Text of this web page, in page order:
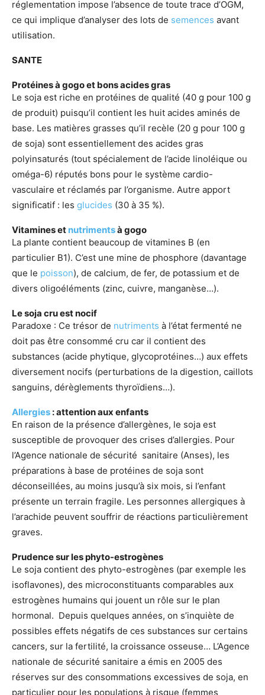
réglementation impose l’absence de toute trace d’OGM,
ce qui implique d’analyser des lots de semences avant
utilisation.
SANTE
Protéines à gogo et bons acides gras
Le soja est riche en protéines de qualité (40 g pour 100 g
de produit) puisqu’il contient les huit acides aminés de
base. Les matières grasses qu’il recèle (20 g pour 100 g
de soja) sont essentiellement des acides gras
polyinsaturés (tout spécialement de l’acide linoléique ou
oméga-6) réputés bons pour le système cardio-
vasculaire et réclamés par l’organisme. Autre apport
significatif : les glucides (30 à 35 %).
Vitamines et nutrimentsà gogo
La plante contient beaucoup de vitamines B (en
particulier B1). C’est une mine de phosphore (davantage
que le poisson), de calcium, de fer, de potassium et de
divers oligoéléments (zinc, cuivre, manganèse…).
Le soja cru est nocif
Paradoxe : Ce trésor de nutriments à l’état fermenté ne
doit pas être consommé cru car il contient des
substances (acide phytique, glycoprotéines…) aux effets
diversement nocifs (perturbations de la digestion, caillots
sanguins, dérèglements thyroïdiens…).
Allergies : attention aux enfants
En raison de la présence d’allergènes, le soja est
susceptible de provoquer des crises d’allergies. Pour
l’Agence nationale de sécurité sanitaire (Anses), les
préparations à base de protéines de soja sont
déconseillées, au moins jusqu’à six mois, si l’enfant
présente un terrain fragile. Les personnes allergiques à
l’arachide peuvent souffrir de réactions particulièrement
graves.
Prudence sur les phyto-estrogènes
Le soja contient des phyto-estrogènes (par exemple les
isoflavones), des microconstituants comparables aux
estrogènes humains qui jouent un rôle sur le plan
hormonal. Depuis quelques années, on s’inquiète de
possibles effets négatifs de ces substances sur certains
cancers, sur la fertilité, la croissance osseuse… L’Agence
nationale de sécurité sanitaire a émis en 2005 des
réserves sur des consommations excessives de soja, en
particulier pour les populations à risque (femmes